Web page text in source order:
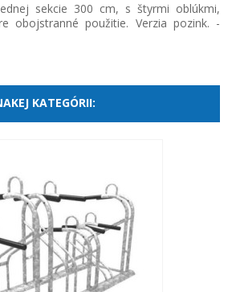
sekcie 300 cm, s štyrmi oblúkmi,
obojstranné použitie. Verzia pozink. -
KATEGÓRII: